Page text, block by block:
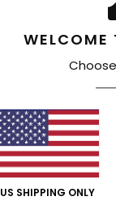
WELCOME
US SHIPPING ONLY